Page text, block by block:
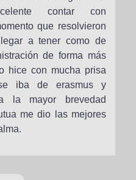
contar con
que resolvieron
a tener como de
de forma más
hice con mucha prisa
iba de erasmus y
la mayor brevedad
me dio las mejores